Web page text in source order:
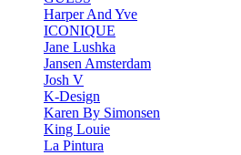
Harper And Yve
ICONIQUE
Jane Lushka
Jansen Amsterdam
Josh V
K-Design
Karen By Simonsen
King Louie
La Pintura